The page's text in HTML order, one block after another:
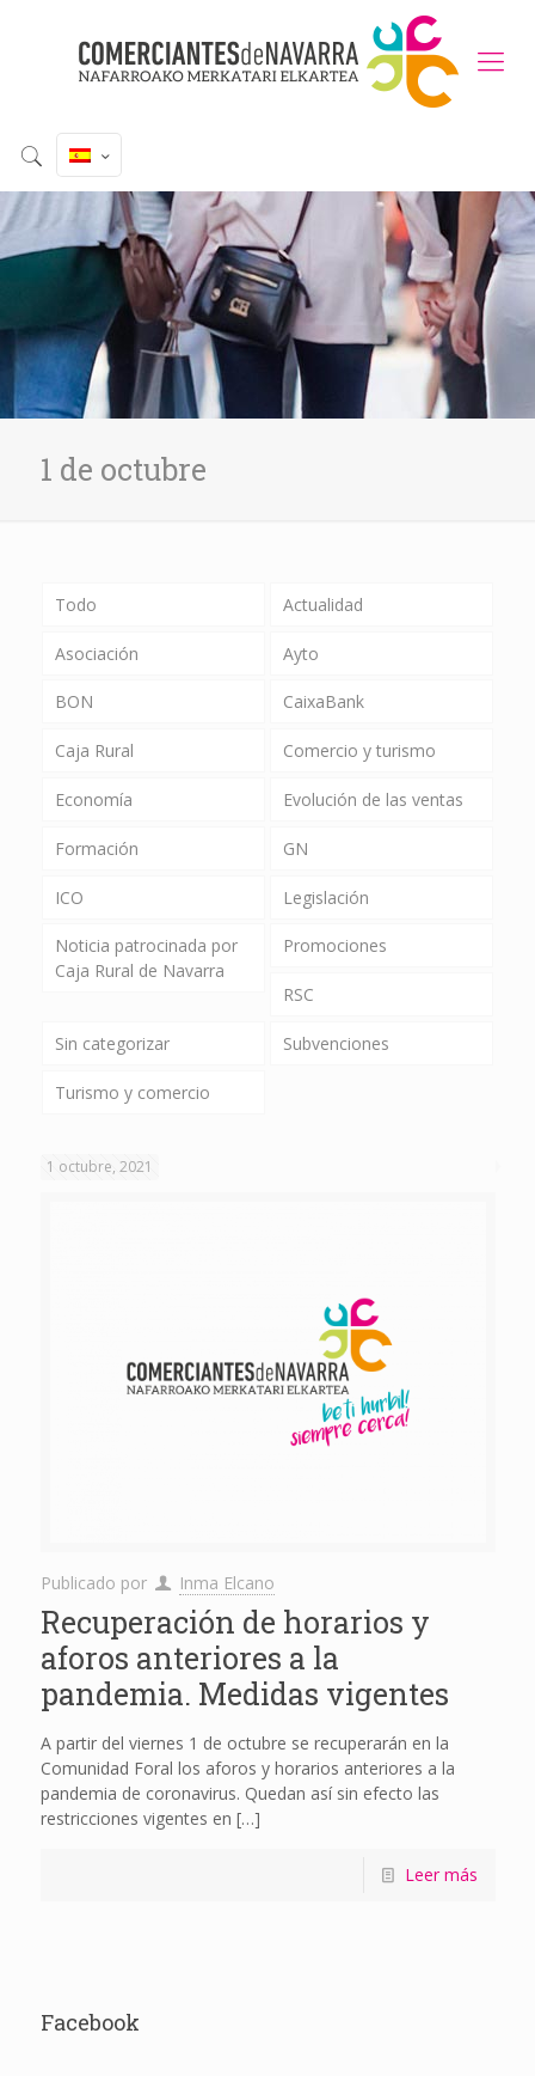
1 de octubre
Todo Actualidad
Asociación Ayto
BON CaixaBank
Caja Rural Comercio y turismo
Economía Evolución de las ventas
Formación GN
ICO Legislación
Noticia patrocinada por
Caja Rural de Navarra
Promociones
RSC
Sin categorizar Subvenciones
Turismo y comercio
1 octubre, 2021
Publicado por Inma Elcano
Recuperación de horarios y
aforos anteriores a la
pandemia. Medidas vigentes
A partir del viernes 1 de octubre se recuperarán en la
Comunidad Foral los aforos y horarios anteriores a la
pandemia de coronavirus. Quedan así sin efecto las
restricciones vigentes en […]
Leer más
Facebook